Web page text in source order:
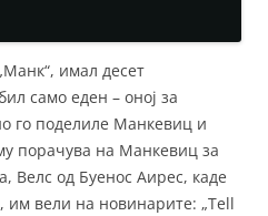
имал десет
само еден – оној за
го поделиле Манкевиц и
порачува на Манкевиц за
Велс од Буенос Аирес, каде
вели на новинарите: „Tell